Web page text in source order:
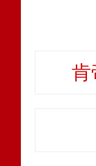
肯